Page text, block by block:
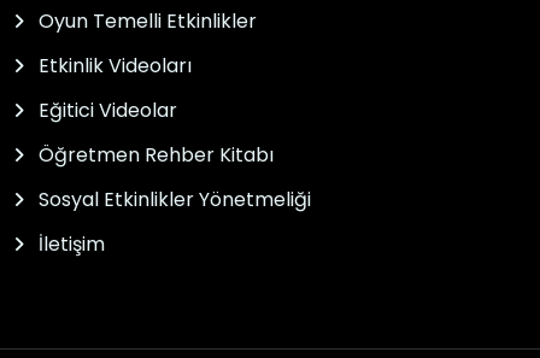
Oyun Temelli Etkinlikler
Etkinlik Videoları
Eğitici Videolar
Öğretmen Rehber Kitabı
Sosyal Etkinlikler Yönetmeliği
İletişim